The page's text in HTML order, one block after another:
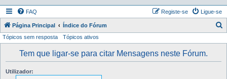
FAQ Ligue-se
Registe-se
Página Principal Índice do Fórum
Tópicos sem resposta Tópicos ativos
Tem que ligar-se para citar Mensagens neste Fórum.
Utilizador: